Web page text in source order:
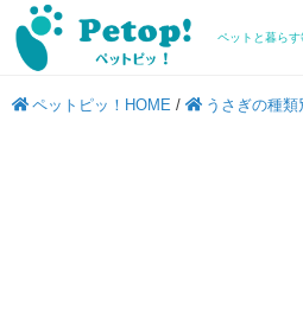
ペットと暮らす
ペットピッ！HOME / うさぎの種類